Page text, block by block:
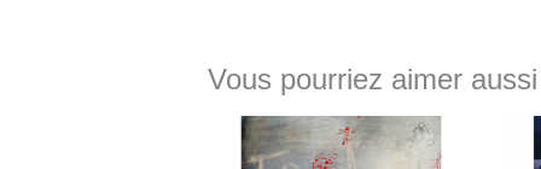
Vous pourriez aimer